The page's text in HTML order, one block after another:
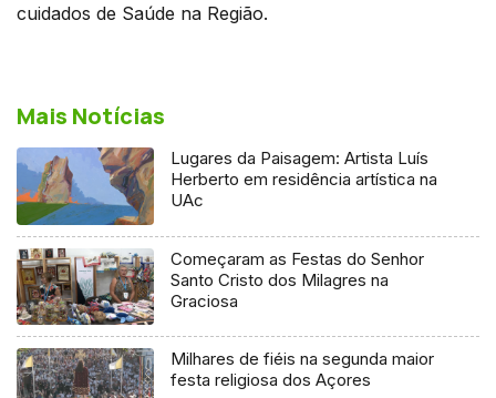
cuidados de Saúde na Região.
Mais Notícias
Lugares da Paisagem: Artista Luís
Herberto em residência artística na
UAc
Começaram as Festas do Senhor
Santo Cristo dos Milagres na
Graciosa
Milhares de fiéis na segunda maior
festa religiosa dos Açores